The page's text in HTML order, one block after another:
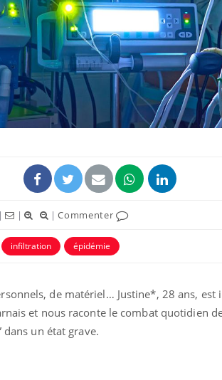
| | |Commenter
infiltration épidémie
de matériel… Justine*, 28 ans,
et nous raconte le combat quotidien
dans un état grave.
Mordue par un
barracuda, une petite fille
secourue grâce à un
réflexe essentiel